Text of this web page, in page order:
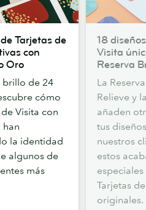
Tarjetas de
con
Oro
brillo de 24
cómo
Visita con
han
la identidad
algunos de
más
diseños
Visita
únicas
con
Reserva
Brillo
18
Visita
Reserva
La
Relieve y
añaden
tus
nuestros
estos
Tarjetas
originales.